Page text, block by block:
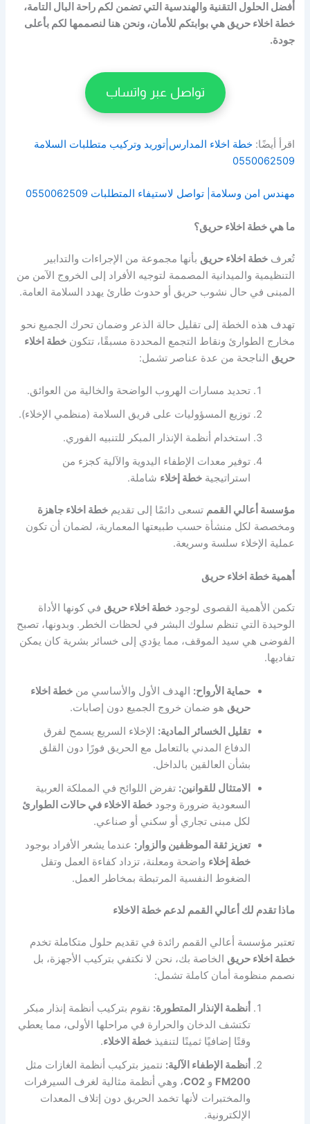
أفضل الحلول التقنية والهندسية التي تضمن لكم راحة البال التامة،
خطة اخلاء حريق هي بوابتكم للأمان، ونحن هنا لنصممها لكم بأعلى
جودة.
تواصل عبر واتساب
اقرأ أيضًا:خطة اخلاء المدارس|توريد وتركيب متطلبات السلامة
0550062509
مهندس امن وسلامة| تواصل لاستيفاء المتطلبات 0550062509
ما هي خطة اخلاء حريق؟
تُعرفخطة اخلاء حريق بأنها مجموعة من الإجراءات والتدابير
التنظيمية والميدانية المصممة لتوجيه الأفراد إلى الخروج الآمن من
المبنى في حال نشوب حريق أو حدوث طارئ يهدد السلامة العامة.
تهدف هذه الخطة إلى تقليل حالة الذعر وضمان تحرك الجميع نحو
مخارج الطوارئ ونقاط التجمع المحددة مسبقًا،تتكونخطة اخلاء
حريق الناجحة من عدة عناصر تشمل:
تحديد مسارات الهروب الواضحة والخالية من العوائق.
توزيع المسؤوليات على فريق السلامة (منظمي الإخلاء).
استخدام أنظمة الإنذار المبكر للتنبيه الفوري.
توفير معدات الإطفاء اليدوية والآلية كجزء من
استراتيجيةخطة إخلاء شاملة.
مؤسسة أعالي القمم تسعى دائمًا إلى تقديمخطة اخلاء جاهزة
ومخصصة لكل منشأة حسب طبيعتها المعمارية، لضمان أن تكون
عملية الإخلاء سلسة وسريعة.
أهمية خطة اخلاء حريق
تكمن الأهمية القصوى لوجودخطة اخلاء حريق في كونها الأداة
الوحيدة التي تنظم سلوك البشر في لحظات الخطر. وبدونها، تصبح
الفوضى هي سيد الموقف، مما يؤدي إلى خسائر بشرية كان يمكن
تفاديها.
حماية الأرواح: الهدف الأول والأساسي منخطة اخلاء
حريق هو ضمان خروج الجميع دون إصابات.
تقليل الخسائر المادية: الإخلاء السريع يسمح لفرق
الدفاع المدني بالتعامل مع الحريق فورًا دون القلق
بشأن العالقين بالداخل.
الامتثال للقوانين: تفرض اللوائح في المملكة العربية
السعودية ضرورة وجودخطة الاخلاء في حالات الطوارئ
لكل مبنى تجاري أو سكني أو صناعي.
تعزيز ثقة الموظفين والزوار: عندما يشعر الأفراد بوجود
خطة إخلاء واضحة ومعلنة، تزداد كفاءة العمل وتقل
الضغوط النفسية المرتبطة بمخاطر العمل.
ماذا تقدم لك أعالي القمم لدعم خطة الاخلاء
تعتبر مؤسسة أعالي القمم رائدة في تقديم حلول متكاملة تخدم
خطة اخلاء حريق الخاصة بك، نحن لا نكتفي بتركيب الأجهزة، بل
نصمم منظومة أمان كاملة تشمل:
أنظمة الإنذار المتطورة: نقوم بتركيب أنظمة إنذار مبكر
تكتشف الدخان والحرارة في مراحلها الأولى، مما يعطي
وقتًا إضافيًا ثمينًا لتنفيذخطة الاخلاء.
أنظمة الإطفاء الآلية: نتميز بتركيب أنظمة الغازات مثل
FM200 وCO2، وهي أنظمة مثالية لغرف السيرفرات
والمختبرات لأنها تخمد الحريق دون إتلاف المعدات
الإلكترونية.